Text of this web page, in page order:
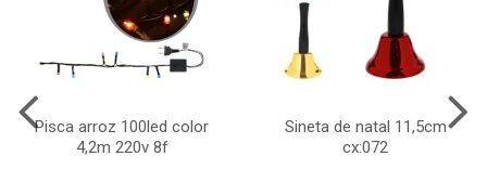
Pisca arroz 100led color
4,2m 220v 8f
Sineta de natal 11,5cm
cx:072